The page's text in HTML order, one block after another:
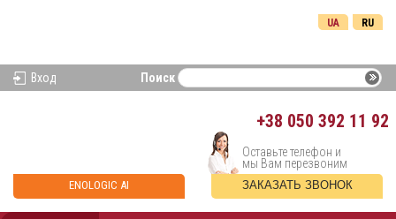
RU
UA
Вход Поиск
+38 050 392 11 92
ENOLOGIC AI
Оставьте телефон и
мы Вам перезвоним
ЗАКАЗАТЬ ЗВОНОК